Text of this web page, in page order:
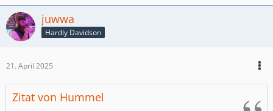
juwwa
Hardly Davidson
21. April 2025
Zitat von Hummel